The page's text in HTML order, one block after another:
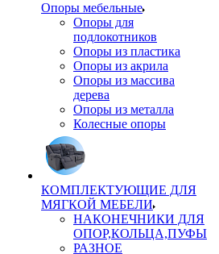
Опоры мебельные
Опоры для
подлокотников
Опоры из пластика
Опоры из акрила
Опоры из массива
дерева
Опоры из металла
Колесные опоры
КОМПЛЕКТУЮЩИЕ ДЛЯ
МЯГКОЙ МЕБЕЛИ
НАКОНЕЧНИКИ ДЛЯ
ОПОР,КОЛЬЦА,ПУФЫ
РАЗНОЕ